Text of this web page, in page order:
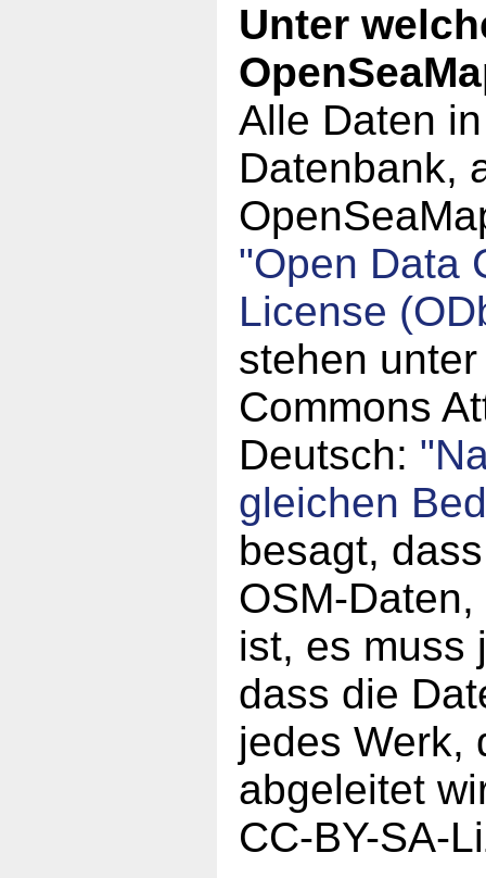
Unter
Alle Daten
Datenbank,
"Open Data
License
stehen
Commons
Deutsch:
gleichen
besagt,
OSM-
ist, es muss
dass die
jedes Werk,
abgeleitet
CC-BY-SA-